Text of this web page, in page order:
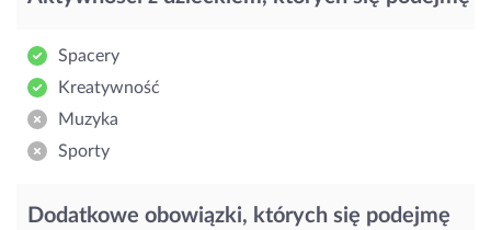
Spacery
Kreatywność
Muzyka
Sporty
Dodatkowe obowiązki, których się podejmę